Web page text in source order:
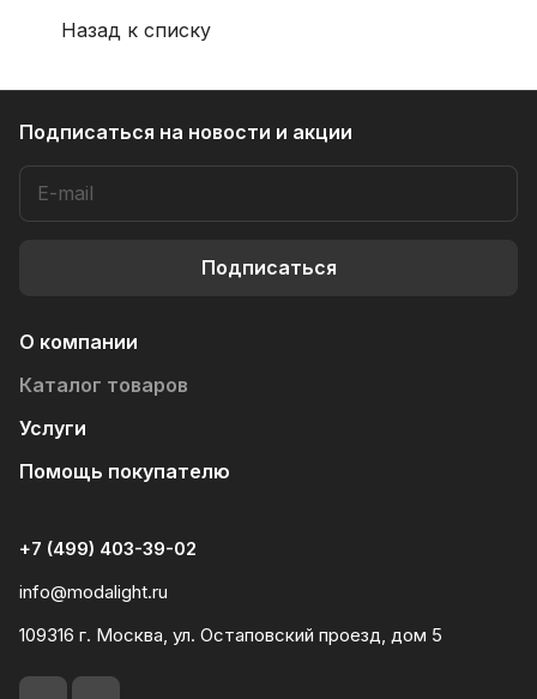
Назад к списку
Подписаться на новости и акции
Подписаться
О компании
Каталог товаров
Услуги
Помощь покупателю
+7 (499) 403-39-02
info@modalight.ru
109316 г. Москва, ул. Остаповский проезд, дом 5